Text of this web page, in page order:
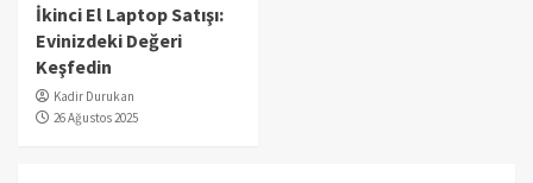
İkinci El Laptop Satışı:
Evinizdeki Değeri
Keşfedin
Kadir Durukan
26 Ağustos 2025